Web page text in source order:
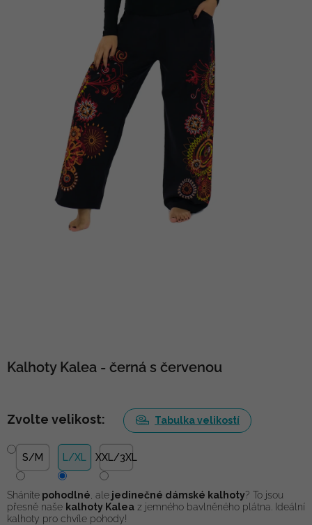
Kalhoty Kalea - černá s červenou
Zvolte velikost: Tabulka velikostí
S/M L/XL XXL/3XL
Sháníte pohodlné , ale jedinečné dámské kalhoty? To jsou
přesně naše kalhoty Kalea z jemného bavlněného plátna. Ideální
kalhoty pro chvíle pohody!